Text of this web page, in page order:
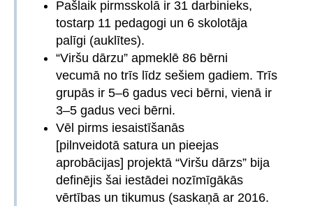
Pašlaik pirmsskolā ir 31 darbinieks,
tostarp 11 pedagogi un 6 skolotāja
palīgi (auklītes).
“Viršu dārzu” apmeklē 86 bērni
vecumā no trīs līdz sešiem gadiem. Trīs
grupās ir 5–6 gadus veci bērni, vienā ir
3–5 gadus veci bērni.
Vēl pirms iesaistīšanās
[pilnveidotā satura un pieejas
aprobācijas] projektā “Viršu dārzs” bija
definējis šai iestādei nozīmīgākās
vērtības un tikumus (saskaņā ar 2016.